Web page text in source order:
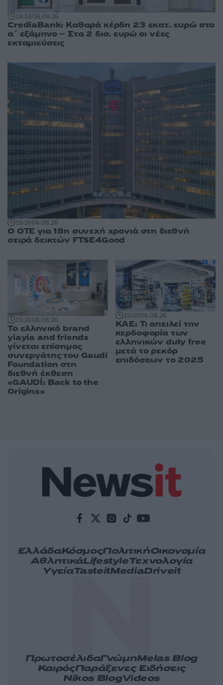
19:1806.08.26
CrediaBank: Καθαρά κέρδη 23 εκατ. ευρώ στο
α΄ εξάμηνο – Στα 2 δισ. ευρώ οι νέες
εκταμιεύσεις
15:2906.08.26
Ο ΟΤΕ για 18η συνεχή χρονιά στη διεθνή
σειρά δεικτών FTSE4Good
15:1606.08.26
Το ελληνικό brand
yiayia and friends
γίνεται επίσημος
συνεργάτης του Gaudí
Foundation στη
διεθνή έκθεση
«GAUDÍ: Back to the
Origins»
15:0006.08.26
ΚΑΕ: Τι απειλεί την
κερδοφορία των
ελληνικών duty free
μετά το ρεκόρ
επιδόσεων το 2025
ΕλλάδαΚόσμοςΠολιτικήΟικονομία
ΑθλητικάLifestyleΤεχνολογία
ΥγείαTasteitMediaDriveit
ΠρωτοσέλιδαΓνώμηMelas Blog
ΚαιρόςΠαράξενες Ειδήσεις
Nikos BlogVideos